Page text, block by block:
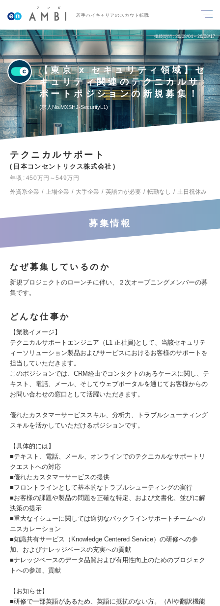
若手ハイキャリアのスカウト転職
掲載期間 26/08/04～26/08/17
【東京 x セキュリティ領域】セ
キュリティ関連のテクニカルサ
ポートポジションの新規募集！
求人No.MXSHJ-SecurityL1
テクニカルサポート
日本コンセントリクス株式会社
年収
450万円～549万円
外資系企業
上場企業 大手企業 英語力が必要 転勤なし 土日祝休み
募集情報
なぜ募集しているのか
新規プロジェクトのローンチに伴い、２次オープニングメンバーの募
集です。
どんな仕事か
【業務イメージ】
テクニカルサポートエンジニア（L1 正社員)として、当該セキュリテ
ィーソリューション製品およびサービスにおけるお客様のサポートを
担当していただきます。
このポジションでは、CRM経由でコンタクトのあるケースに関し、テ
キスト、電話、メール、そしてウェブポータルを通じてお客様からの
お問い合わせの窓口として活躍いただきます。
優れたカスタマーサービススキル、分析力、トラブルシューティング
スキルを活かしていただけるポジションです。
【具体的には】
■テキスト、電話、メール、オンラインでのテクニカルなサポートリ
クエストへの対応
■優れたカスタマーサービスの提供
■フロントラインとして基本的なトラブルシューティングの実行
■お客様の課題や製品の問題を正確な特定、および文書化、並びに解
決策の提示
■重大なイシューに関しては適切なバックラインサポートチームへの
エスカレーション
■知識共有サービス（Knowledge Centered Service）の研修への参
加、およびナレッジベースの充実への貢献
■ナレッジベースのデータ品質および有用性向上のためのプロジェク
トへの参加、貢献
【お知らせ】
■研修で一部英語があるため、英語に抵抗のない方。（AIや翻訳機能